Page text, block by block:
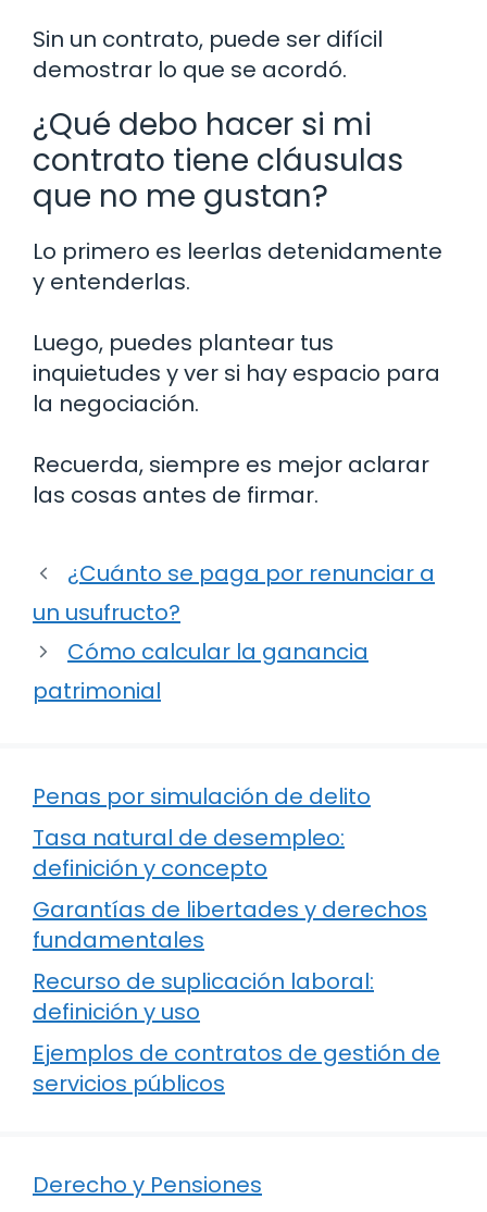
Sin un contrato, puede ser difícil
demostrar lo que se acordó.
¿Qué debo hacer si mi
contrato tiene cláusulas
que no me gustan?
Lo primero es leerlas detenidamente
y entenderlas.
Luego, puedes plantear tus
inquietudes y ver si hay espacio para
la negociación.
Recuerda, siempre es mejor aclarar
las cosas antes de firmar.
¿Cuánto se paga por renunciar a
un usufructo?
Cómo calcular la ganancia
patrimonial
Penas por simulación de delito
Tasa natural de desempleo:
definición y concepto
Garantías de libertades y derechos
fundamentales
Recurso de suplicación laboral:
definición y uso
Ejemplos de contratos de gestión de
servicios públicos
Derecho y Pensiones